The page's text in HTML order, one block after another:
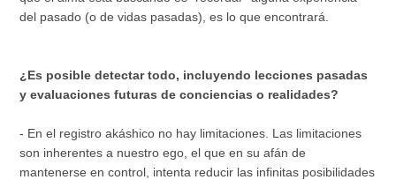
del pasado (o de vidas pasadas), es lo que encontrará.
¿Es posible detectar todo, incluyendo lecciones pasadas
y evaluaciones futuras de conciencias o realidades?
- En el registro akáshico no hay limitaciones. Las limitaciones
son inherentes a nuestro ego, el que en su afán de
mantenerse en control, intenta reducir las infinitas posibilidades